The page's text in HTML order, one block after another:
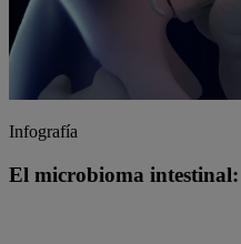
Infografía
El microbioma